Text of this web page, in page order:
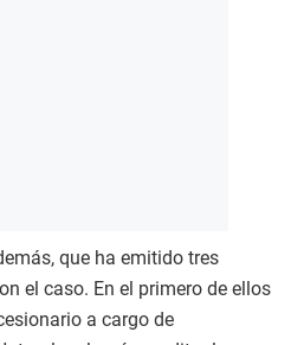
que ha emitido tres
el caso. En el primero de ellos
a cargo de